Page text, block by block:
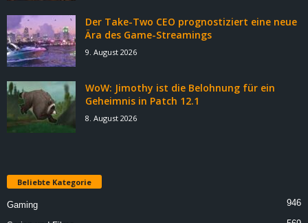
Der Take-Two CEO prognostiziert eine neue
Ära des Game-Streamings
9. August 2026
WoW: Jimothy ist die Belohnung für ein
Geheimnis in Patch 12.1
8. August 2026
Beliebte Kategorie
Gaming 946